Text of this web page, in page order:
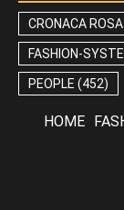
CRONACA ROSA
FASHION-
PEOPLE (452)
HOME